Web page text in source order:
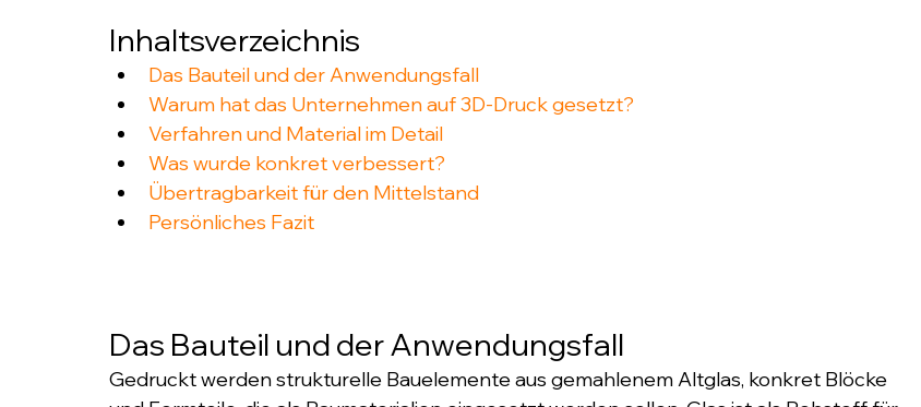
Inhaltsverzeichnis
Das Bauteil und der Anwendungsfall
Warum hat das Unternehmen auf 3D-Druck gesetzt?
Verfahren und Material im Detail
Was wurde konkret verbessert?
Übertragbarkeit für den Mittelstand
Persönliches Fazit
Das Bauteil und der Anwendungsfall
Gedruckt werden strukturelle Bauelemente aus gemahlenem Altglas, konkret Blöcke